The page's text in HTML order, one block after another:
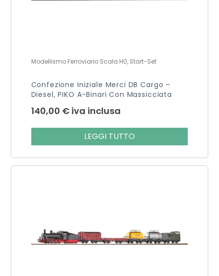
Modellismo Ferroviario Scala H0, Start-Set
Confezione Iniziale Merci DB Cargo –
Diesel, PIKO A-Binari Con Massicciata
140,00 € iva inclusa
LEGGI TUTTO